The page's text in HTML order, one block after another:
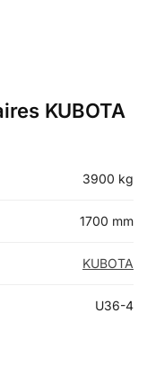
KUBOTA
3900 kg
1700 mm
KUBOTA
U36-4